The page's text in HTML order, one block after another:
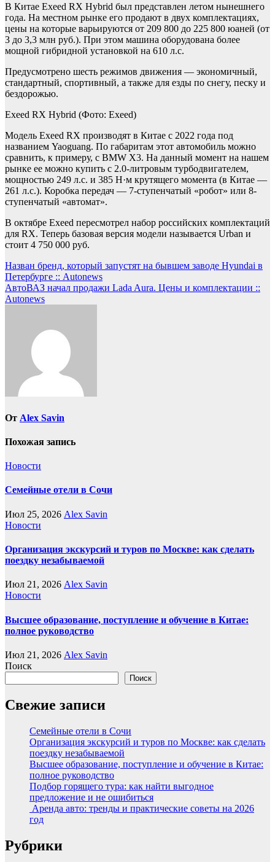
В Китае Exeed RX Hybrid был представлен летом нынешнего
года. На местном рынке его продают в двух комплектациях,
цены на которые варьируются от 209 800 до 225 800 юаней (от
3 до 3,3 млн руб.). При этом машина оборудована более
мощной гибридной установкой на 610 л.с.
Предусмотрено шесть режимов движения — экономичный,
стандартный, спортивный, а также для езды по снегу, песку и
бездорожью.
Exeed RX Hybrid (Фото: Exeed)
Модель Exeed RX производят в Китае с 2022 года под
названием Yaoguang. По габаритам этот автомобиль можно
сравнить, к примеру, с BMW X3. На данный момент на нашем
рынке ее можно купить с 2.0-литровым турбодвигателем,
мощностью 249 л.с. и 385 Н·м крутящего момента (в Китае —
261 л.с.). Коробка передач — 7-ступенчатый «робот» или 8-
ступенчатый «автомат».
В октябре Exeed пересмотрел набор российских комплектаций
для RX. Теперь базовая версия модели называется Urban и
стоит 4 750 000 руб.
Навигация
по
записям
Назван бренд, который запустят на бывшем заводе Hyundai в
Петербурге :: Autonews
АвтоВАЗ начал продажи Lada Aura. Цены и комплектации ::
Autonews
От Alex Savin
Похожая запись
Новости
Семейные отели в Сочи
Июл 25, 2026 Alex Savin
Новости
Организация экскурсий и туров по Москве: как сделать
поездку незабываемой
Июл 21, 2026 Alex Savin
Новости
Высшее образование, поступление и обучение в Китае:
полное руководство
Июл 21, 2026 Alex Savin
Поиск
Поиск
Свежие записи
Семейные отели в Сочи
Организация экскурсий и туров по Москве: как сделать
поездку незабываемой
Высшее образование, поступление и обучение в Китае:
полное руководство
Подбор горящего тура: как найти выгодное
предложение и не ошибиться
Аренда авто: тренды и практические советы на 2026
год
Рубрики